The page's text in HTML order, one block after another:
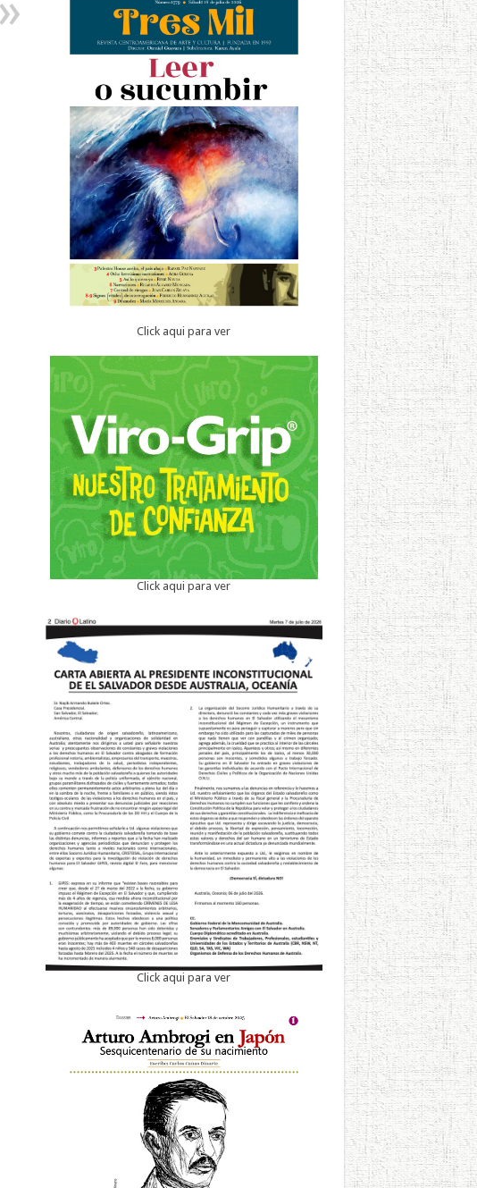
Click aqui para ver
Click aqui para ver
Click aqui para ver